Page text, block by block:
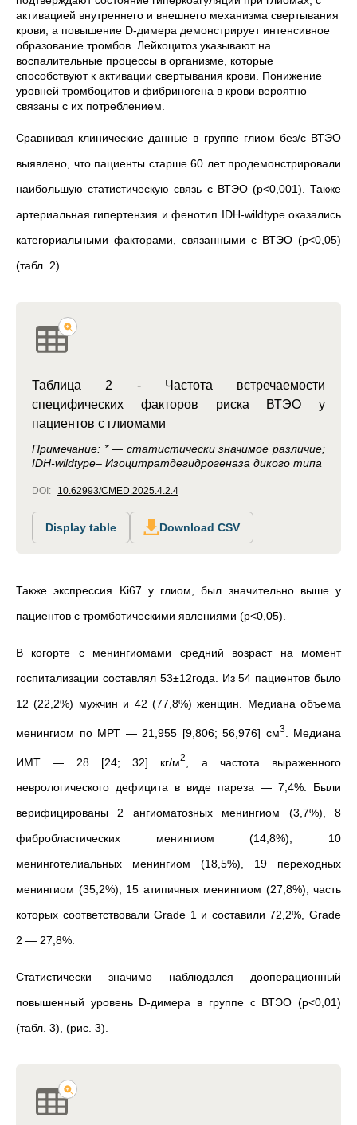
активацией внутреннего и внешнего механизма свертывания
крови, а повышение D-димера демонстрирует интенсивное
образование тромбов. Лейкоцитоз указывают на
воспалительные процессы в организме, которые
способствуют к активации свертывания крови. Понижение
уровней тромбоцитов и фибриногена в крови вероятно
связаны с их потреблением.
Сравнивая клинические данные в группе глиом без/c ВТЭО
выявлено, что пациенты старше 60 лет продемонстрировали
наибольшую статистическую связь с ВТЭО (р<0,001). Также
артериальная гипертензия и фенотип IDH-wildtype оказались
категориальными факторами, связанными с ВТЭО (р<0,05)
(табл. 2).
Таблица 2 - Частота встречаемости
специфических факторов риска ВТЭО у
пациентов с глиомами
Примечание: * — статистически значимое различие;
IDH-wildtype– Изоцитратдегидрогеназа дикого типа
DOI: 10.62993/CMED.2025.4.2.4
Display table Download CSV
Также экспрессия Ki67 у глиом, был значительно выше у
пациентов с тромботическими явлениями (р<0,05).
В когорте с менингиомами средний возраст на момент
госпитализации составлял 53±12года. Из 54 пациентов было
12 (22,2%) мужчин и 42 (77,8%) женщин. Медиана объема
менингиом по МРТ — 21,955 [9,806; 56,976] см3. Медиана
ИМТ — 28 [24; 32] кг/м2
, а частота выраженного
неврологического дефицита в виде пареза — 7,4%. Были
верифицированы 2 ангиоматозных менингиом (3,7%), 8
фибробластических менингиом (14,8%), 10
менинготелиальных менингиом (18,5%), 19 переходных
менингиом (35,2%), 15 атипичных менингиом (27,8%), часть
которых соответствовали Grade 1 и составили 72,2%, Grade
2 — 27,8%.
Статистически значимо наблюдался дооперационный
повышенный уровень D-димера в группе с ВТЭО (р<0,01)
(табл. 3), (рис. 3).